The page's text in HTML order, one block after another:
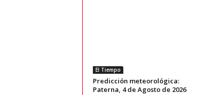
El Tiempo
Predicción meteorológica:
Paterna, 4 de Agosto de 2026